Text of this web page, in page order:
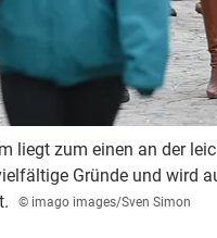
liegt zum einen an der
Gründe und wird
© imago images/Sven Simon